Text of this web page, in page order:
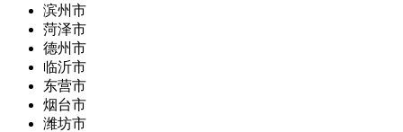
滨州市
菏泽市
德州市
临沂市
东营市
烟台市
潍坊市